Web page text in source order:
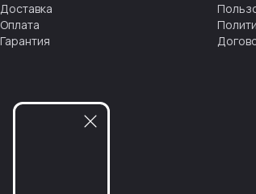
Доставка
Оплата
Гарантия